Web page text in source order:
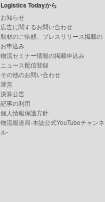
Logistics Todayから
お知らせ
広告に関するお問い合わせ
取材のご依頼、プレスリリース掲載の
お申込み
物流セミナー情報の掲載申込み
ニュース配信登録
その他のお問い合わせ
運営
決算公告
記事の利用
個人情報保護方針
物流報道局-本誌公式YouTubeチャンネ
ル-